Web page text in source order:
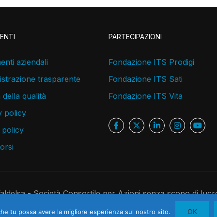
aziendali
trasparente
della qualità
policy
policy
PARTECIPAZIONI
Fondazione ITS Prodigi
Fondazione ITS Sati
Fondazione ITS Vita
- Società Consortile per Azioni senza scopo di
05181410480 - R.E.A. 526891 - Codice Univoco
tu possa avere la migliore esperienza sul nostro sito. OK